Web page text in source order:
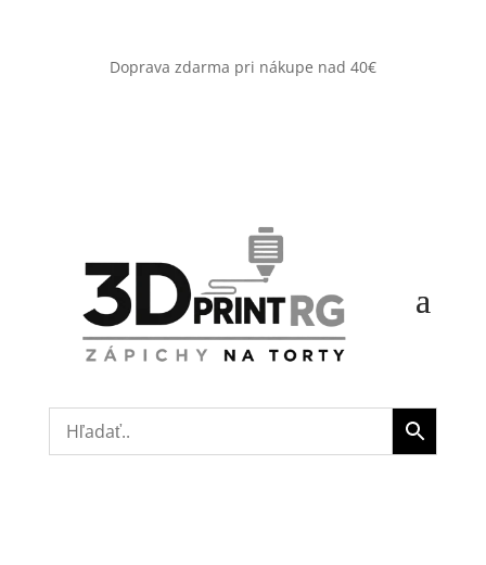
Doprava zdarma pri nákupe nad 40€